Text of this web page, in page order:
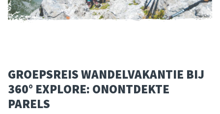
GROEPSREIS WANDELVAKANTIE BIJ
360° EXPLORE: ONONTDEKTE
PARELS